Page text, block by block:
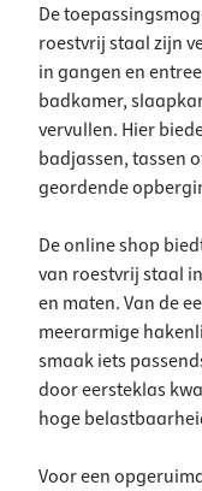
De
roestvrij staal zijn
in gangen en
badkamer,
vervullen. Hier
badjassen, tassen
geordende
De online shop
van roestvrij staal
en maten. Van de
meerarmige
smaak iets
door eersteklas
hoge
Voor een